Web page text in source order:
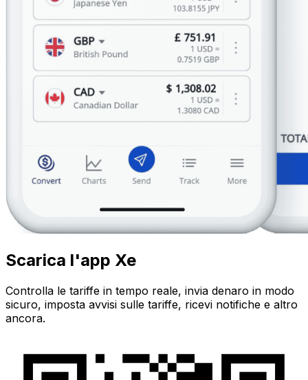
Scarica l'app Xe
Controlla le tariffe in tempo reale, invia denaro in modo
sicuro, imposta avvisi sulle tariffe, ricevi notifiche e altro
ancora.